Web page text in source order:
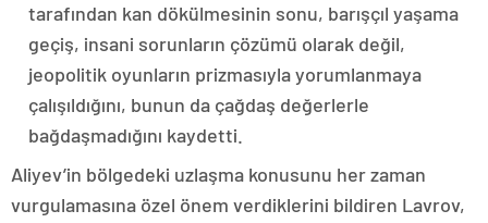
tarafından kan dökülmesinin sonu, barışçıl yaşama
geçiş, insani sorunların çözümü olarak değil,
jeopolitik oyunların prizmasıyla yorumlanmaya
çalışıldığını, bunun da çağdaş değerlerle
bağdaşmadığını kaydetti.
Aliyev’in bölgedeki uzlaşma konusunu her zaman
vurgulamasına özel önem verdiklerini bildiren Lavrov,